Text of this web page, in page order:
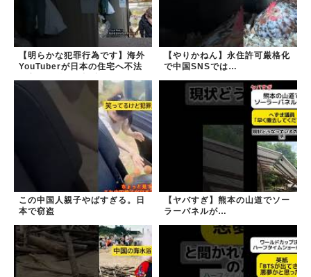
【明らかな犯罪行為です】海外
YouTuberが日本の住宅へ不法
【やりかねん】永住許可厳格化
で中国SNSでは…
この中国人親子やばすぎる。日
本で窃盗
【ヤバすぎ】熊本の山道でソー
ラーパネルが…